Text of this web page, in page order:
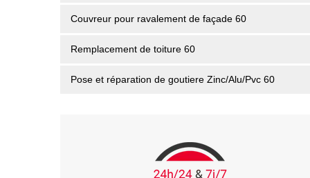
Couvreur pour ravalement de façade 60
Remplacement de toiture 60
Pose et réparation de goutiere Zinc/Alu/Pvc 60